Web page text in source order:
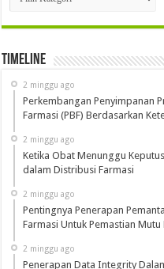
Timeline
2 minggu ago
Perkembangan Penyimpanan
Farmasi (PBF) Berdasarkan
2 minggu ago
Ketika Obat Menunggu
dalam Distribusi Farmasi
2 minggu ago
Pentingnya Penerapan
Farmasi Untuk Pemastian Mutu
2 minggu ago
Penerapan Data Integrity